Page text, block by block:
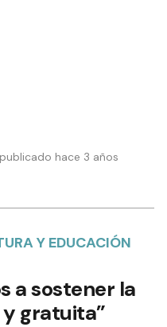
hace 3 años
Y EDUCACIÓN
a sostener la
gratuita”